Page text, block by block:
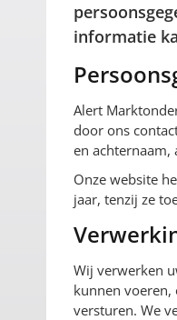
informatie
Alert
door ons
en achternaam,
Onze website
jaar, tenzij ze
Wij verwerken
kunnen
versturen. We